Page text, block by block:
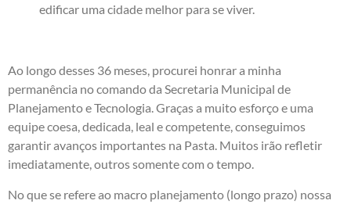
edificar uma cidade melhor para se viver.
Ao longo desses 36 meses, procurei honrar a minha
permanência no comando da Secretaria Municipal de
Planejamento e Tecnologia. Graças a muito esforço e uma
equipe coesa, dedicada, leal e competente, conseguimos
garantir avanços importantes na Pasta. Muitos irão refletir
imediatamente, outros somente com o tempo.
No que se refere ao macro planejamento (longo prazo) nossa